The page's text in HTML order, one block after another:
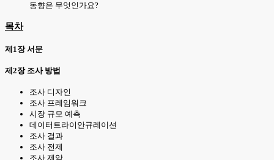
동향은 무엇인가요?
목차
제1장 서문
제2장 조사 방법
조사 디자인
조사 프레임워크
시장 규모 예측
데이터트라이안규레이션
조사 결과
조사 전제
조사 제약